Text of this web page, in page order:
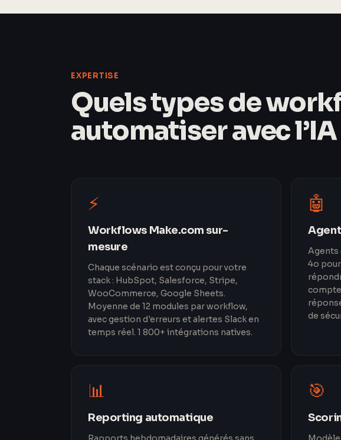
EXPERTISE
Quels types de
automatiser avec l’IA
⚡
Workflows Make.com sur-
mesure
Chaque scénario est conçu pour votre
stack : HubSpot, Salesforce, Stripe,
WooCommerce, Google Sheets.
Moyenne de 12 modules par workflow,
avec gestion d'erreurs et alertes Slack en
temps réel. 1 800+ intégrations natives.
🤖
Agents
4o
de
📊
Reporting automatique
🎯